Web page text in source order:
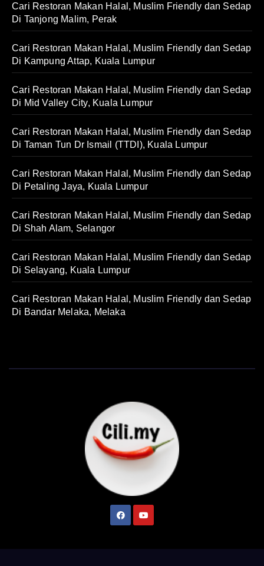
Cari Restoran Makan Halal, Muslim Friendly dan Sedap
Di Tanjong Malim, Perak
Cari Restoran Makan Halal, Muslim Friendly dan Sedap
Di Kampung Attap, Kuala Lumpur
Cari Restoran Makan Halal, Muslim Friendly dan Sedap
Di Mid Valley City, Kuala Lumpur
Cari Restoran Makan Halal, Muslim Friendly dan Sedap
Di Taman Tun Dr Ismail (TTDI), Kuala Lumpur
Cari Restoran Makan Halal, Muslim Friendly dan Sedap
Di Petaling Jaya, Kuala Lumpur
Cari Restoran Makan Halal, Muslim Friendly dan Sedap
Di Shah Alam, Selangor
Cari Restoran Makan Halal, Muslim Friendly dan Sedap
Di Selayang, Kuala Lumpur
Cari Restoran Makan Halal, Muslim Friendly dan Sedap
Di Bandar Melaka, Melaka